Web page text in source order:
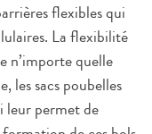
flexibles qui
La flexibilité
n’importe quelle
les sacs poubelles
leur permet de